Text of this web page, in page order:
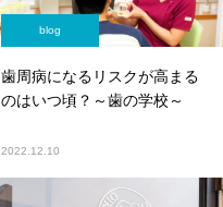
blog
歯周病になるリスクが高まる
のはいつ頃？～歯の学校～
2022.12.10